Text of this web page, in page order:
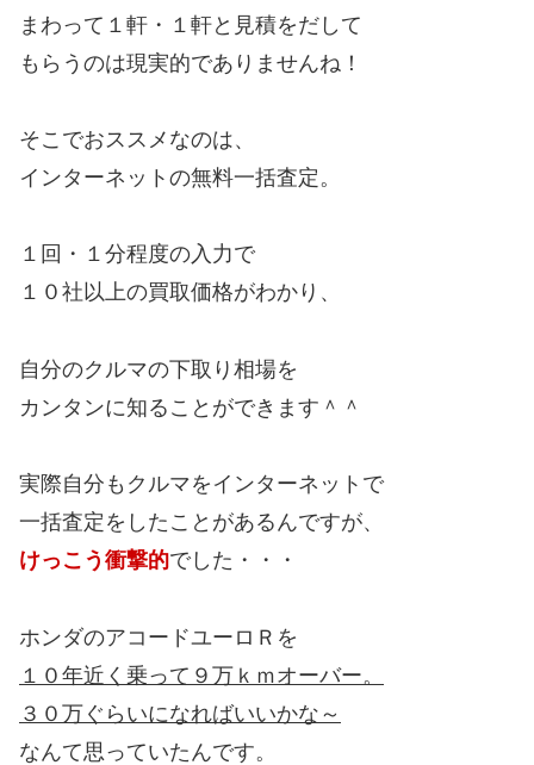
まわって１軒・１軒と見積をだして
もらうのは現実的でありませんね！
そこでおススメなのは、
インターネットの無料一括査定。
１回・１分程度の入力で
１０社以上の買取価格がわかり、
自分のクルマの下取り相場を
カンタンに知ることができます＾＾
実際自分もクルマをインターネットで
一括査定をしたことがあるんですが、
けっこう衝撃的でした・・・
ホンダのアコードユーロＲを
１０年近く乗って９万ｋｍオーバー。
３０万ぐらいになればいいかな～
なんて思っていたんです。